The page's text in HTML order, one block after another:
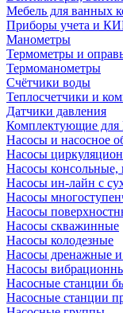
Мебель для ванных
Приборы учета и
Манометры
Термометры и
Термоманометры
Счётчики воды
Теплосчетчики и
Датчики давления
Комплектующие
Насосы и насосное
Насосы
Насосы консольные,
Насосы ин-лайн с
Насосы
Насосы
Насосы скважинные
Насосы колодезные
Насосы дренажные
Насосы
Насосные станции
Насосные станции